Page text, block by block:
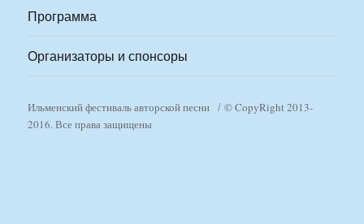
Программа
Организаторы и спонсоры
Ильменский фестиваль авторской песни
© CopyRight 2013-
2016. Все права защищены